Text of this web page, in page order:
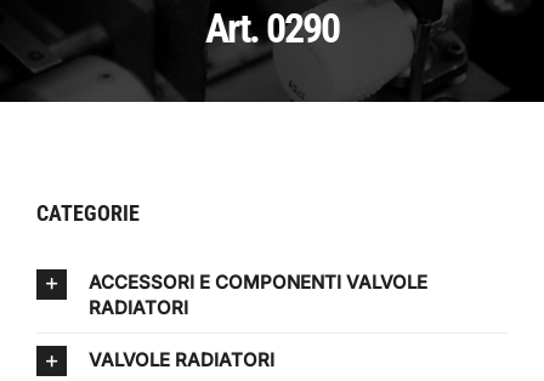
Art. 0290
CATEGORIE
ACCESSORI E COMPONENTI VALVOLE
RADIATORI
VALVOLE RADIATORI